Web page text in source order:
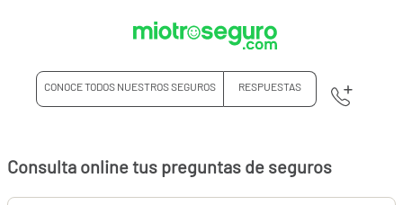
CONOCE TODOS NUESTROS SEGUROS RESPUESTAS
Consulta online tus preguntas de seguros